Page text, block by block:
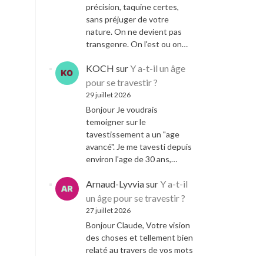
précision, taquine certes,
sans préjuger de votre
nature. On ne devient pas
transgenre. On l'est ou on…
KOCH surY a-t-il un âge
pour se travestir ?
29 juillet 2026
Bonjour Je voudrais
temoigner sur le
tavestissement a un "age
avancé". Je me tavesti depuis
environ l'age de 30 ans,…
Arnaud-LyvviasurY a-t-il
un âge pour se travestir ?
27 juillet 2026
Bonjour Claude, Votre vision
des choses et tellement bien
relaté au travers de vos mots